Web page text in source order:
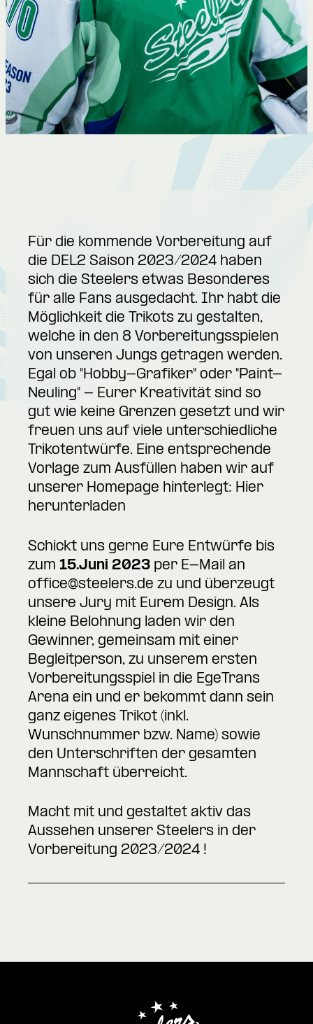
Für die kommende Vorbereitung auf
die DEL2 Saison 2023/2024 haben
sich die Steelers etwas Besonderes
für alle Fans ausgedacht. Ihr habt die
Möglichkeit die Trikots zu gestalten,
welche in den 8 Vorbereitungsspielen
von unseren Jungs getragen werden.
Egal ob "Hobby-Grafiker" oder "Paint-
Neuling" - Eurer Kreativität sind so
gut wie keine Grenzen gesetzt und wir
freuen uns auf viele unterschiedliche
Trikotentwürfe. Eine entsprechende
Vorlage zum Ausfüllen haben wir auf
unserer Homepage hinterlegt: Hier
herunterladen
Schickt uns gerne Eure Entwürfe bis
zum 15.Juni 2023 per E-Mail an
office@steelers.de zu und überzeugt
unsere Jury mit Eurem Design. Als
kleine Belohnung laden wir den
Gewinner, gemeinsam mit einer
Begleitperson, zu unserem ersten
Vorbereitungsspiel in die EgeTrans
Arena ein und er bekommt dann sein
ganz eigenes Trikot (inkl.
Wunschnummer bzw. Name) sowie
den Unterschriften der gesamten
Mannschaft überreicht.
Macht mit und gestaltet aktiv das
Aussehen unserer Steelers in der
Vorbereitung 2023/2024 !